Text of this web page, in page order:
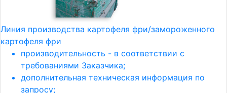
Линия производства картофеля фри/замороженного
картофеля фри
производительность - в соответствии с
требованиями Заказчика;
дополнительная техническая информация по
запросу;